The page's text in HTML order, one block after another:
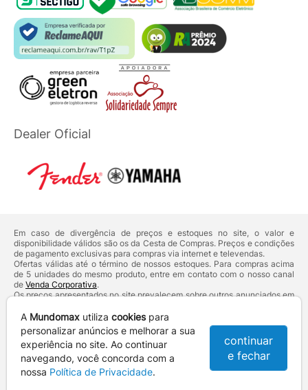
Dealer Oficial
Em caso de divergência de preços e estoques no site, o valor e
disponibilidade válidos são os da Cesta de Compras. Preços e condições
de pagamento exclusivas para compras via internet e televendas.
Ofertas válidas até o término de nossos estoques. Para compras acima
de 5 unidades do mesmo produto, entre em contato com o nosso canal
de Venda Corporativa.
Os preços apresentados no site prevalecem sobre outros anunciados em
Defesa do Consumidor:Lei nº 8.078.
Vendas sujeitas à confirmação de dados e análises de crédito e risco.
Razão Social: Hayamax Distribuidora de Produtos Eletrônicos Ltda -
CNPJ: 01.725.627/0002-53 - Endereço: R. Senador Souza Naves, 9 -
Centro - CEP: 86010-921 - Londrina / PR
Mundomax. 2007 - 2026 - Todos os direitos reservados. - Fotos e
A Mundomax utiliza cookiespara
personalizar anúncios e melhorar a sua
experiência no site. Ao continuar
navegando, você concorda com a
nossa Política de Privacidade.
continuar
e fechar